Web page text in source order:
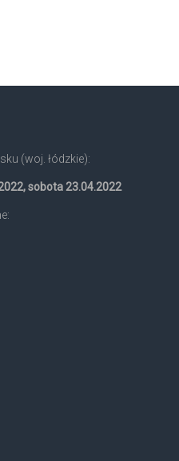
(woj. łódzkie):
sobota 23.04.2022